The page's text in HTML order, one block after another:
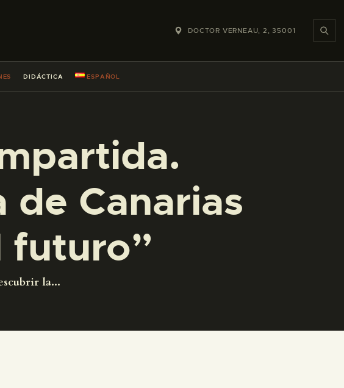
DOCTOR VERNEAU, 2, 35001
DIDÁCTICA ESPAÑOL
Canarias
futuro”
la...